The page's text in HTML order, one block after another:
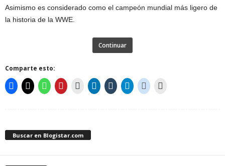
Asimismo es considerado como el campeón mundial más ligero de
la historia de la WWE.
Continuar
Comparte esto:
Buscar en Blogistar.com